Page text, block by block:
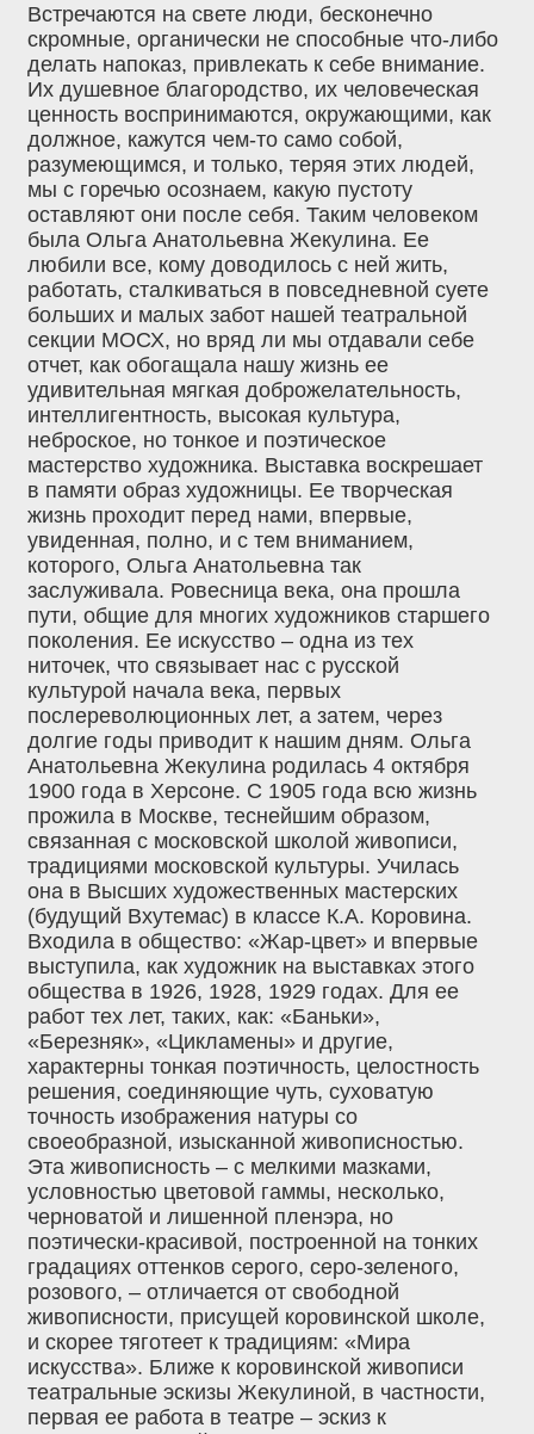
Встречаются на свете люди, бесконечно
скромные, органически не способные что-либо
делать напоказ, привлекать к себе внимание.
Их душевное благородство, их человеческая
ценность воспринимаются, окружающими, как
должное, кажутся чем-то само собой,
разумеющимся, и только, теряя этих людей,
мы с горечью осознаем, какую пустоту
оставляют они после себя. Таким человеком
была Ольга Анатольевна Жекулина. Ее
любили все, кому доводилось с ней жить,
работать, сталкиваться в повседневной суете
больших и малых забот нашей театральной
секции МОСХ, но вряд ли мы отдавали себе
отчет, как обогащала нашу жизнь ее
удивительная мягкая доброжелательность,
интеллигентность, высокая культура,
неброское, но тонкое и поэтическое
мастерство художника. Выставка воскрешает
в памяти образ художницы. Ее творческая
жизнь проходит перед нами, впервые,
увиденная, полно, и с тем вниманием,
которого, Ольга Анатольевна так
заслуживала. Ровесница века, она прошла
пути, общие для многих художников старшего
поколения. Ее искусство – одна из тех
ниточек, что связывает нас с русской
культурой начала века, первых
послереволюционных лет, а затем, через
долгие годы приводит к нашим дням. Ольга
Анатольевна Жекулина родилась 4 октября
1900 года в Херсоне. С 1905 года всю жизнь
прожила в Москве, теснейшим образом,
связанная с московской школой живописи,
традициями московской культуры. Училась
она в Высших художественных мастерских
(будущий Вхутемас) в классе К.А. Коровина.
Входила в общество: «Жар-цвет» и впервые
выступила, как художник на выставках этого
общества в 1926, 1928, 1929 годах. Для ее
работ тех лет, таких, как: «Баньки»,
«Березняк», «Цикламены» и другие,
характерны тонкая поэтичность, целостность
решения, соединяющие чуть, суховатую
точность изображения натуры со
своеобразной, изысканной живописностью.
Эта живописность – с мелкими мазками,
условностью цветовой гаммы, несколько,
черноватой и лишенной пленэра, но
поэтически-красивой, построенной на тонких
градациях оттенков серого, серо-зеленого,
розового, – отличается от свободной
живописности, присущей коровинской школе,
и скорее тяготеет к традициям: «Мира
искусства». Ближе к коровинской живописи
театральные эскизы Жекулиной, в частности,
первая ее работа в театре – эскиз к